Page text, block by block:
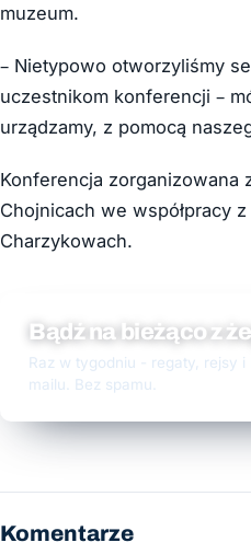
muzeum.
– Nietypowo otworzyliśmy
uczestnikom konferencji –
urządzamy, z pomocą
Konferencja zorganizowana
Chojnicach we współpracy
Charzykowach.
Bądź na bieżąco z
Raz w tygodniu - regaty, rejsy i
mailu. Bez spamu.
Komentarze